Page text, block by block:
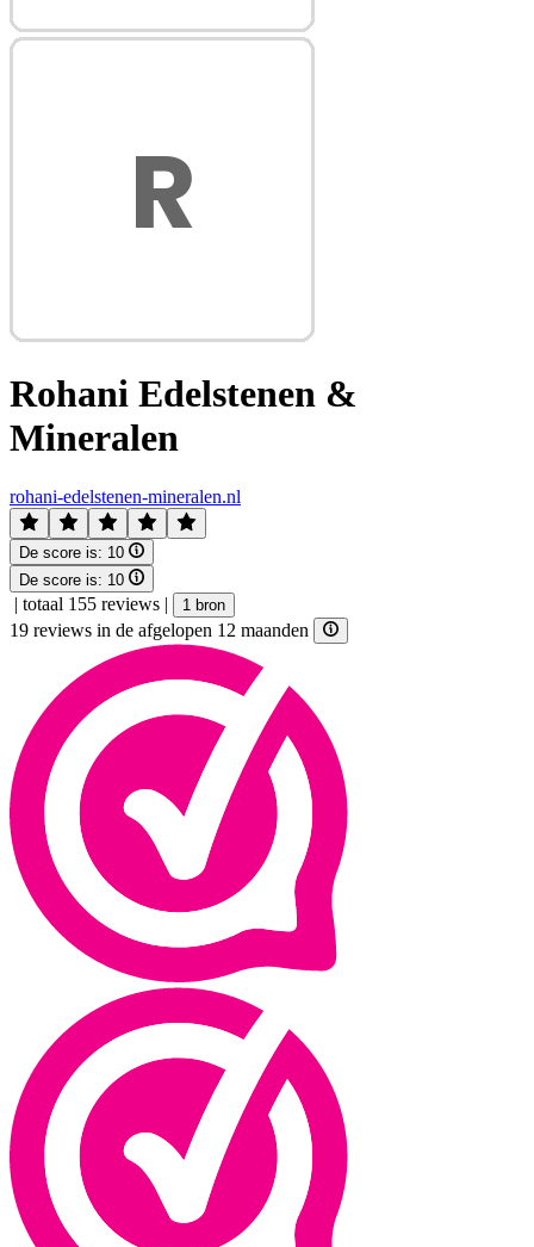
Rohani Edelstenen &
Mineralen
rohani-edelstenen-mineralen.nl
De score is: 10
De score is: 10
| totaal 155 reviews | 1 bron
19 reviews in de afgelopen 12 maanden